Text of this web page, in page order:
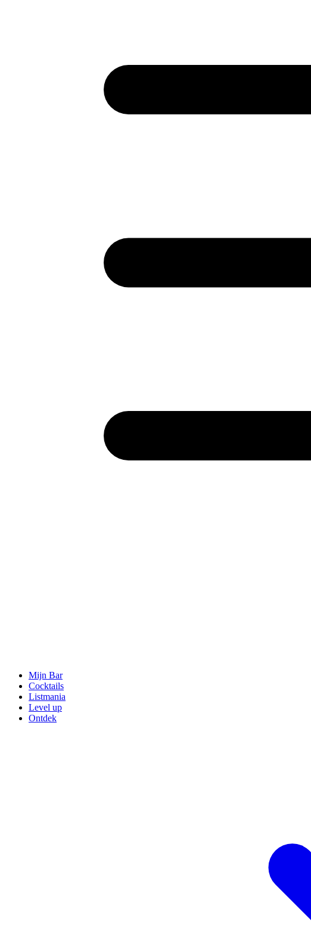
Mijn Bar
Cocktails
Listmania
Level up
Ontdek